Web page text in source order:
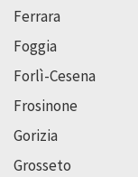
Ferrara
Foggia
Forlì-Cesena
Frosinone
Gorizia
Grosseto